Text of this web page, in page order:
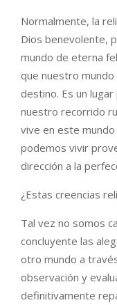
Normalmente, la
Dios benevolente,
mundo de eterna
que nuestro mundo
destino. Es un
nuestro recorrido
vive en este
podemos vivir
dirección a la
¿Estas creencias
Tal vez no somos
concluyente las
otro mundo a
observación y
definitivamente